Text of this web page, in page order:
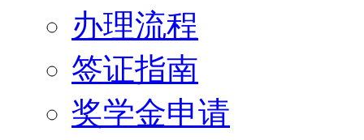
办理流程
签证指南
奖学金申请